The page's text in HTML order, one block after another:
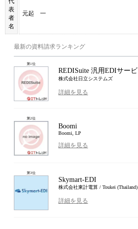
表
者
名
元起 一
最新の資料請求ランキング
第1位
REDISuite 汎用EDIサービ
株式会社日立システムズ
詳細を見る
第2位
Boomi
Boomi, LP
詳細を見る
第3位
Skymart-EDI
株式会社東計電算 / Toukei
詳細を見る